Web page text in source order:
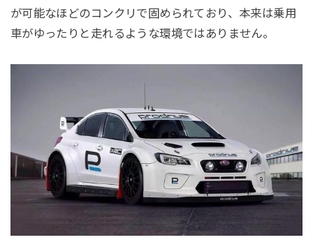
が可能なほどのコンクリで固められており、本来は乗用
車がゆったりと走れるような環境ではありません。